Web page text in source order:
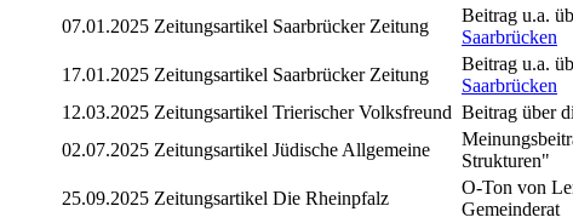
07.01.2025 Zeitungsartikel Saarbrücker Zeitung
Beitrag u.a.
Saarbrücken
17.01.2025 Zeitungsartikel Saarbrücker Zeitung
Beitrag u.a.
Saarbrücken
12.03.2025 Zeitungsartikel Trierischer Volksfreund Beitrag über
02.07.2025 Zeitungsartikel Jüdische Allgemeine
Strukturen"
25.09.2025 Zeitungsartikel Die Rheinpfalz
O-Ton von
Gemeinderat